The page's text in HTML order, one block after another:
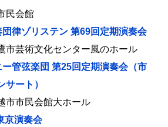
会館
律ゾリステン 第69回定期演奏会
芸術文化センター風のホール
管弦楽団 第25回定期演奏会（市
サート）
市民会館大ホール
京演奏会